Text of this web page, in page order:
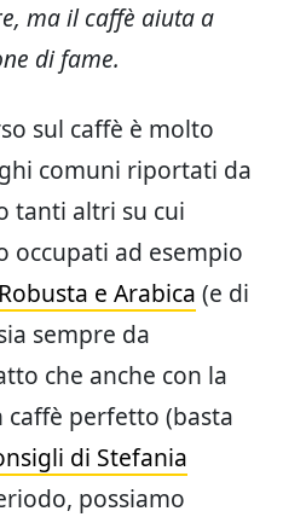
ma il caffè aiuta a
di fame.
sul caffè è molto
comuni riportati da
tanti altri su cui
occupati ad esempio
e Arabica (e di
sempre da
che anche con la
perfetto (basta
di Stefania
possiamo